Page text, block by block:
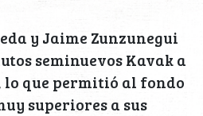
y Jaime Zunzunegui
seminuevos Kavak a
que permitió al fondo
superiores a sus